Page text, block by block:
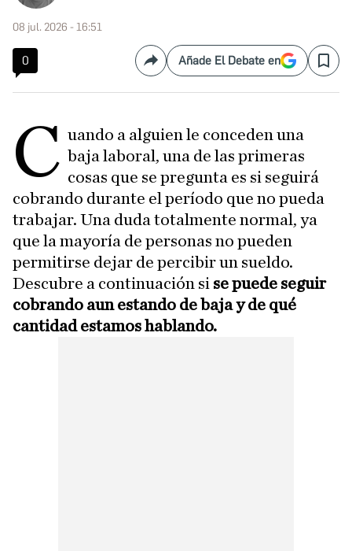
08 jul. 2026 - 16:51
0 CompartirAñade El Debate en Save
C uando a alguien le conceden una
baja laboral, una de las primeras
cosas que se pregunta es si seguirá
cobrando durante el período que no pueda
trabajar. Una duda totalmente normal, ya
que la mayoría de personas no pueden
permitirse dejar de percibir un sueldo.
Descubre a continuación si se puede seguir
cobrando aun estando de baja y de qué
cantidad estamos hablando.